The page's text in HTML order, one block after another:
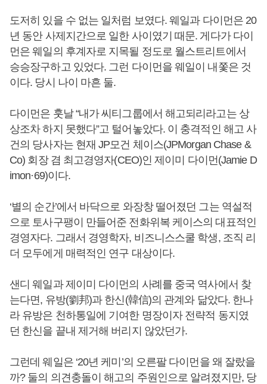
도저히 있을 수 없는 일처럼 보였다. 웨일과 다이먼은 20
년 동안 사제지간으로 일한 사이였기 때문. 게다가 다이
먼은 웨일의 후계자로 지목될 정도로 월스트리트에서
승승장구하고 있었다. 그런 다이먼을 웨일이 내쫓은 것
이다. 당시 나이 마흔 둘.
다이먼은 훗날 “내가 씨티그룹에서 해고되리라고는 상
상조차 하지 못했다”고 털어놓았다. 이 충격적인 해고 사
건의 당사자는 현재 JP모건 체이스(JPMorgan Chase &
Co) 회장 겸 최고경영자(CEO)인 제이미 다이먼(Jamie D
imon·69)이다.
‘별의 순간’에서 바닥으로 와장창 떨어졌던 그는 역설적
으로 토사구팽이 만들어준 전화위복 케이스의 대표적인
경영자다. 그래서 경영학자, 비즈니스스쿨 학생, 조직 리
더 모두에게 매력적인 연구 대상이다.
샌디 웨일과 제이미 다이먼의 사례를 중국 역사에서 찾
는다면, 유방(劉邦)과 한신(韓信)의 관계와 닮았다. 한나
라 유방은 천하통일에 기여한 명장이자 전략적 동지였
던 한신을 끝내 제거해 버리지 않았던가.
그런데 웨일은 ‘20년 케미’의 오른팔 다이먼을 왜 잘랐을
까? 둘의 의견충돌이 해고의 주원인으로 알려졌지만, 당